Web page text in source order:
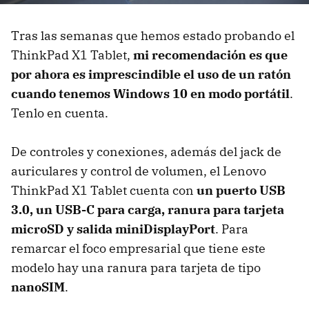
Tras las semanas que hemos estado probando el
ThinkPad X1 Tablet, mi recomendación es que
por ahora es imprescindible el uso de un ratón
cuando tenemos Windows 10 en modo portátil.
Tenlo en cuenta.
De controles y conexiones, además del jack de
auriculares y control de volumen, el Lenovo
ThinkPad X1 Tablet cuenta con un puerto USB
3.0, un USB-C para carga, ranura para tarjeta
microSD y salida miniDisplayPort. Para
remarcar el foco empresarial que tiene este
modelo hay una ranura para tarjeta de tipo
nanoSIM.